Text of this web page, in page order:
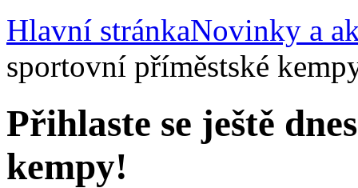
Hlavní stránkaNovinky a
sportovní příměstské
Přihlaste se ještě
kempy!